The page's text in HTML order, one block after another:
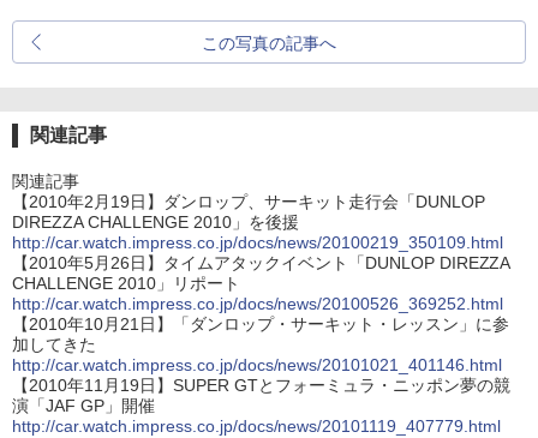
この写真の記事へ
関連記事
関連記事
【2010年2月19日】ダンロップ、サーキット走行会「DUNLOP
DIREZZA CHALLENGE 2010」を後援
http://car.watch.impress.co.jp/docs/news/20100219_350109.html
【2010年5月26日】タイムアタックイベント「DUNLOP DIREZZA
CHALLENGE 2010」リポート
http://car.watch.impress.co.jp/docs/news/20100526_369252.html
【2010年10月21日】「ダンロップ・サーキット・レッスン」に参
加してきた
http://car.watch.impress.co.jp/docs/news/20101021_401146.html
【2010年11月19日】SUPER GTとフォーミュラ・ニッポン夢の競
演「JAF GP」開催
http://car.watch.impress.co.jp/docs/news/20101119_407779.html